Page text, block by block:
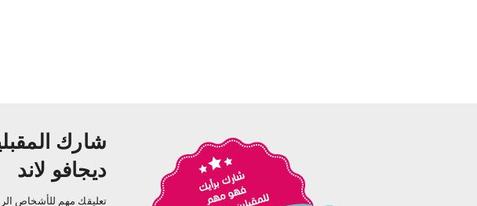
شارك
ديجافو لاند
تعليقك مهم للأشخاص